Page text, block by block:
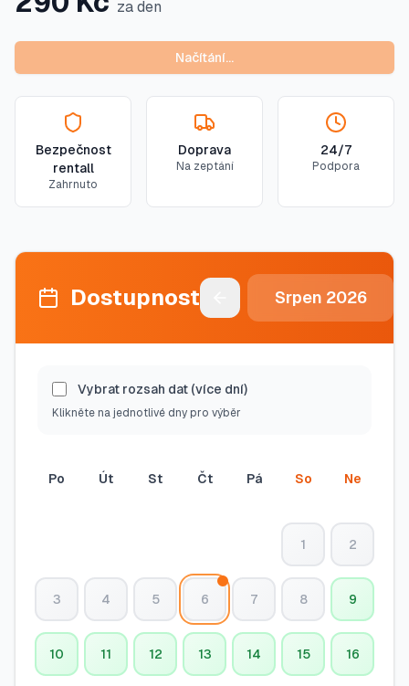
za den
Načítání…
Bezpečnost
rentall
Zahrnuto
Doprava
Na zeptání
24/7
Podpora
Dostupnost Srpen 2026
Vybrat rozsah dat (více dní)
Klikněte na jednotlivé dny pro výběr
Po Út St Čt Pá So Ne
1 2
3 4 5 6 7 8 9
10 11 12 13 14 15 16